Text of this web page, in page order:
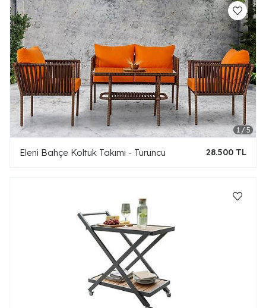
Eleni Bahçe Koltuk Takımı - Turuncu 28.500 TL